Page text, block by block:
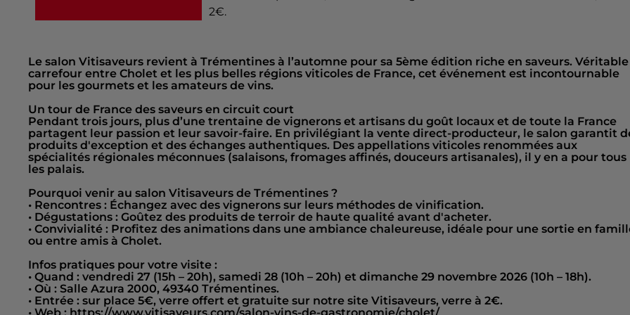
2€.
Le salon Vitisaveurs revient à Trémentines à l’automne pour sa 5ème édition riche en saveurs. Véritable
carrefour entre Cholet et les plus belles régions viticoles de France, cet événement est incontournable
pour les gourmets et les amateurs de vins.
Un tour de France des saveurs en circuit court
Pendant trois jours, plus d’une trentaine de vignerons et artisans du goût locaux et de toute la France
partagent leur passion et leur savoir-faire. En privilégiant la vente direct-producteur, le salon garantit
produits d'exception et des échanges authentiques. Des appellations viticoles renommées aux
spécialités régionales méconnues (salaisons, fromages affinés, douceurs artisanales), il y en a pour tous
les palais.
Pourquoi venir au salon Vitisaveurs de Trémentines ?
• Rencontres : Échangez avec des vignerons sur leurs méthodes de vinification.
• Dégustations : Goûtez des produits de terroir de haute qualité avant d'acheter.
• Convivialité : Profitez des animations dans une ambiance chaleureuse, idéale pour une sortie en
ou entre amis à Cholet.
Infos pratiques pour votre visite :
• Quand : vendredi 27 (15h – 20h), samedi 28 (10h – 20h) et dimanche 29 novembre 2026 (10h – 18h).
• Où : Salle Azura 2000, 49340 Trémentines.
• Entrée : sur place 5€, verre offert et gratuite sur notre site Vitisaveurs, verre à 2€.
• Web : https://www.vitisaveurs.com/salon-vins-de-gastronomie/cholet/